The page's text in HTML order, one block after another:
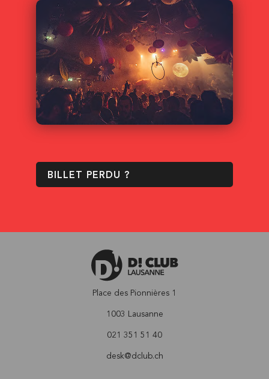
BILLET PERDU ?
Place des Pionnières 1
1003 Lausanne
021 351 51 40
desk@dclub.ch